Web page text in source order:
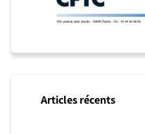
Articles récents